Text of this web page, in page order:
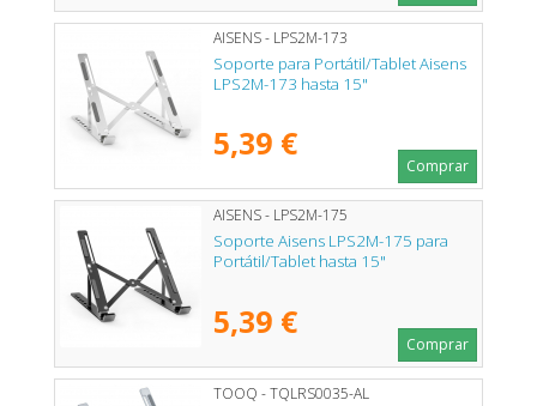
AISENS - LPS2M-173
Soporte para Portátil/Tablet Aisens
LPS2M-173 hasta 15"
5,39 €
Comprar
AISENS - LPS2M-175
Soporte Aisens LPS2M-175 para
Portátil/Tablet hasta 15"
5,39 €
Comprar
TOOQ - TQLRS0035-AL